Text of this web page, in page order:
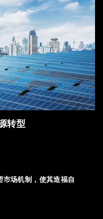
转型
市场机制，使其造福自